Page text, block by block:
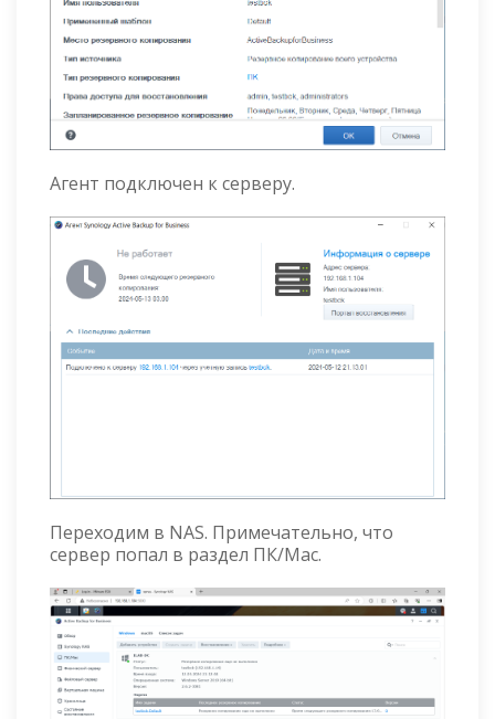
Агент подключен к серверу.
Переходим в NAS. Примечательно, что
сервер попал в раздел ПК/Mac.